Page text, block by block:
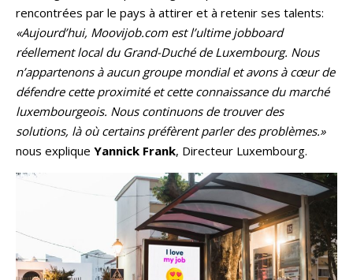
rencontrées par le pays à attirer et à retenir ses talents:
«Aujourd’hui, Moovijob.com est l’ultime jobboard
réellement local du Grand-Duché de Luxembourg. Nous
n’appartenons à aucun groupe mondial et avons à cœur de
défendre cette proximité et cette connaissance du marché
luxembourgeois. Nous continuons de trouver des
solutions, là où certains préfèrent parler des problèmes.»
nous explique Yannick Frank, Directeur Luxembourg.